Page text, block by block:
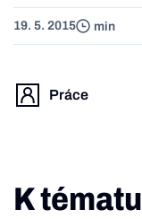
19. 5. 2015 min
Práce
K tématu